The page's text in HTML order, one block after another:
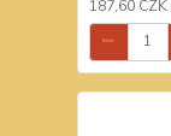
187,60 CZK